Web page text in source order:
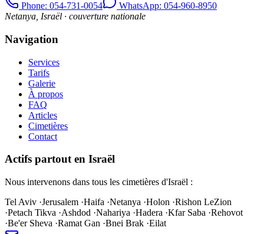
Phone: 054-731-0054
WhatsApp: 054-960-8950
Netanya, Israël · couverture nationale
Navigation
Services
Tarifs
Galerie
À propos
FAQ
Articles
Cimetières
Contact
Actifs partout en Israël
Nous intervenons dans tous les cimetières d'Israël :
Tel Aviv ·Jerusalem ·Haifa ·Netanya ·Holon ·Rishon LeZion
·Petach Tikva ·Ashdod ·Nahariya ·Hadera ·Kfar Saba ·Rehovot
·Be'er Sheva ·Ramat Gan ·Bnei Brak ·Eilat